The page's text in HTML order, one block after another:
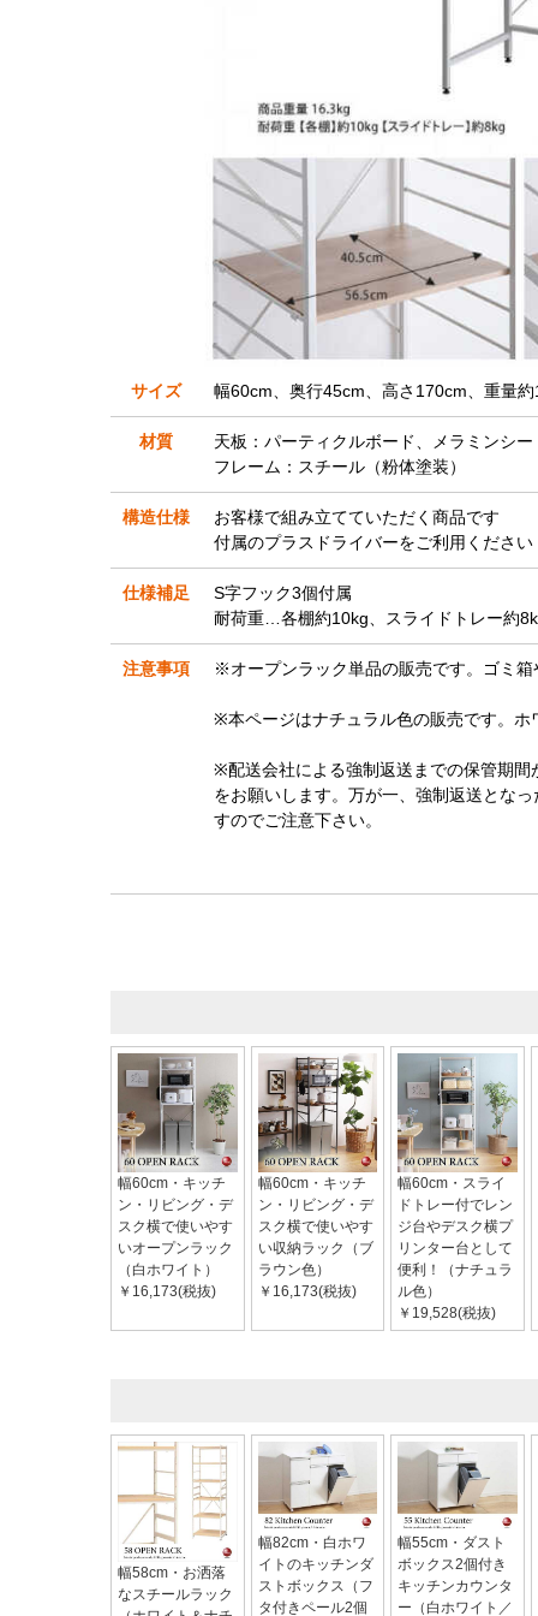
サイズ 幅60cm、奥行45cm、高さ170cm、重量
材質
天板：パーティクルボード、メラミンシー
フレーム：スチール（粉体塗装）
構造仕様
お客様で組み立てていただく商品です
付属のプラスドライバーをご利用ください
仕様補足
S字フック3個付属
耐荷重…各棚約10kg、スライドトレー約
注意事項 ※オープンラック単品の販売です。ゴミ
※本ページはナチュラル色の販売です。
※配送会社による強制返送までの保管期
をお願いします。万が一、強制返送とな
すのでご注意下さい。
幅60cm・キッチ
ン・リビング・デ
スク横で使いやす
いオープンラック
（白ホワイト）
￥16,173(税抜)
幅60cm・キッチ
ン・リビング・デ
スク横で使いやす
い収納ラック（ブ
ラウン色）
￥16,173(税抜)
幅60cm・スライ
ドトレー付でレン
ジ台やデスク横プ
リンター台として
便利！（ナチュラ
ル色）
￥19,528(税抜)
幅58cm・お洒落
なスチールラック
幅82cm・白ホワ
イトのキッチンダ
ストボックス（フ
タ付きペール2個
幅55cm・ダスト
ボックス2個付き
キッチンカウンタ
ー（白ホワイト／